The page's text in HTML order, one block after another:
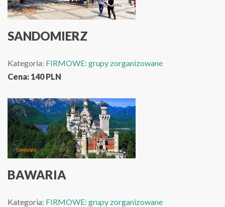
SANDOMIERZ
Kategoria: FIRMOWE: grupy zorganizowane
Cena: 140 PLN
BAWARIA
Kategoria: FIRMOWE: grupy zorganizowane